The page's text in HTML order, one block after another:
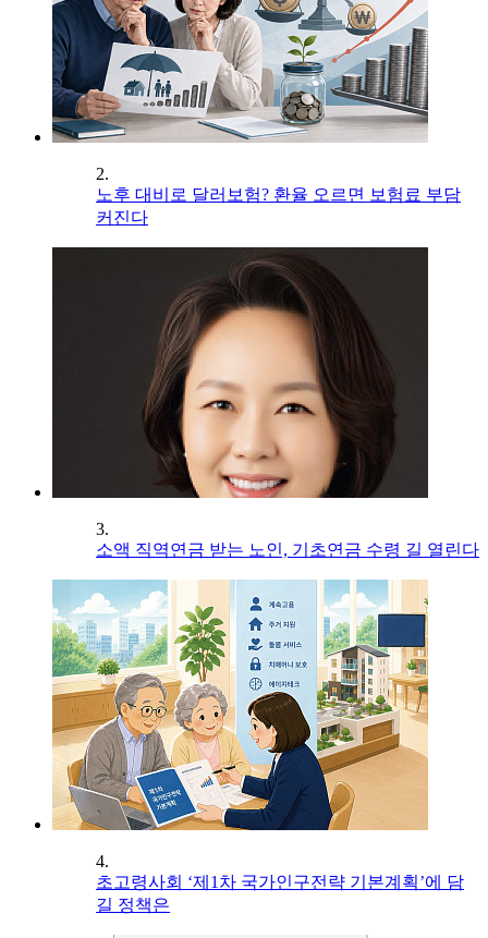
2.
노후 대비로 달러보험? 환율 오르면 보험료 부담
커진다
3.
소액 직역연금 받는 노인, 기초연금 수령 길 열린다
4.
초고령사회 ‘제1차 국가인구전략 기본계획’에 담
길 정책은